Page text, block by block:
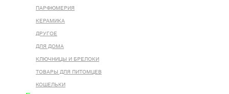
ПАРФЮМЕРИЯ
КЕРАМИКА
ДРУГОЕ
ДЛЯ ДОМА
КЛЮЧНИЦЫ И БРЕЛОКИ
ТОВАРЫ ДЛЯ ПИТОМЦЕВ
КОШЕЛЬКИ